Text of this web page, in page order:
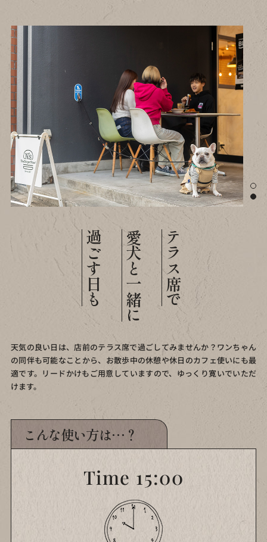
テラス席で
愛犬と一緒に
過ごす日も
天気の良い日は、店前のテラス席で過ごしてみませんか？ ワンちゃん
の同伴も可能なことから、 お散歩中の休憩や休日のカフェ使いにも最
適です。 リードかけもご用意していますので、ゆっくり寛いでいただ
けます。
こんな使い方は…？
Time 15:00